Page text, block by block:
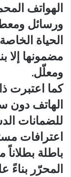
الهواتف
ورسائل
الحياة
مضمونها إلا
ومعلّل.
كما اعتبرت
الهاتف دون
للضمانات
اعترافات
باطلة
المحرّر بناءً